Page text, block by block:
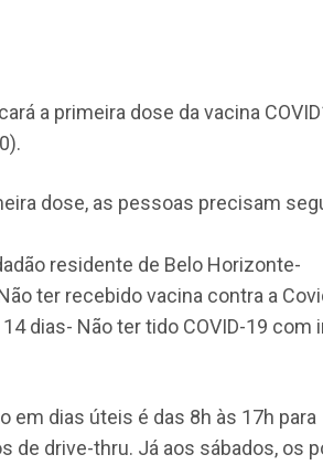
a primeira dose da vacina
dose, as pessoas precisam
residente de Belo Horizonte-
ter recebido vacina contra a
dias- Não ter tido COVID-19 com
em dias úteis é das 8h às 17h para
de drive-thru. Já aos sábados, os